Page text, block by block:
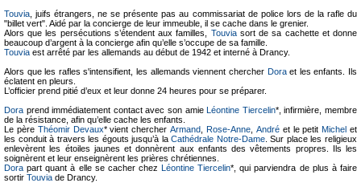
Touvia , juifs étrangers, ne se présente pas au commissariat de police lors de la rafle du
"billet vert". Aidé par la concierge de leur immeuble, il se cache dans le grenier.
Alors que les persécutions s’étendent aux familles, Touviasort de sa cachette et donne
beaucoup d’argent à la concierge afin qu’elle s’occupe de sa famille.
Touvia est arrêté par les allemands au début de 1942 et interné à Drancy.
Alors que les rafles s'intensifient, les allemands viennent chercher Doraet les enfants. Ils
éclatent en pleurs.
L’officier prend pitié d’eux et leur donne 24 heures pour se préparer.
Dora prend immédiatement contact avec son amieLéontine Tiercelin*, infirmière, membre
de la résistance, afin qu’elle cache les enfants.
Le père Théomir Devaux* vient chercherArmand Rose-Anne, Andréet le petitMichel et
les conduit à travers les égouts jusqu’à laCathédrale Notre-Dame. Sur place les religieux
enlevèrent les étoiles jaunes et donnèrent aux enfants des vêtements propres. Ils les
soignèrent et leur enseignèrent les prières chrétiennes.
Dora part quant à elle se cacher chezLéontine Tiercelin*, qui parviendra de plus à faire
sortir Touvia de Drancy.